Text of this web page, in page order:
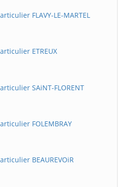
FLAVY-LE-MARTEL
ETREUX
SAiNT-FLORENT
FOLEMBRAY
BEAUREVOiR